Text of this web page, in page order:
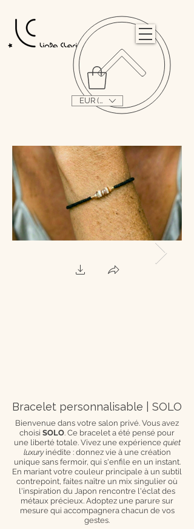
EUR (€)
Bracelet personnalisable | SOLO
Bienvenue dans votre salon privé. Vous avez
choisi SOLO. Ce bracelet a été pensé pour
une liberté totale. Vivez une expérience quiet
luxuryinédite : donnez vie à une création
unique sans fermoir, qui s'enfile en un instant.
En mariant votre couleur principale à un subtil
contrepoint, faites naître un mix singulier où
l'inspiration du Japon rencontre l'éclat des
métaux précieux. Adoptez une parure sur
mesure qui accompagnera chacun de vos
gestes.